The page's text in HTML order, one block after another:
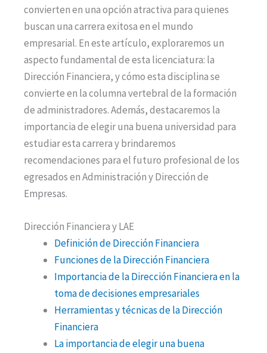
convierten en una opción atractiva para quienes
buscan una carrera exitosa en el mundo
empresarial. En este artículo, exploraremos un
aspecto fundamental de esta licenciatura: la
Dirección Financiera, y cómo esta disciplina se
convierte en la columna vertebral de la formación
de administradores. Además, destacaremos la
importancia de elegir una buena universidad para
estudiar esta carrera y brindaremos
recomendaciones para el futuro profesional de los
egresados en Administración y Dirección de
Empresas.
Dirección Financiera y LAE
Definición de Dirección Financiera
Funciones de la Dirección Financiera
Importancia de la Dirección Financiera en la
toma de decisiones empresariales
Herramientas y técnicas de la Dirección
Financiera
La importancia de elegir una buena